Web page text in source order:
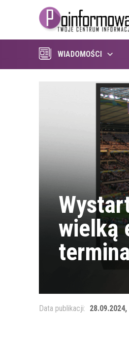
WIADOMOŚCI
wielką
Data publikacji: 28.09.2024,